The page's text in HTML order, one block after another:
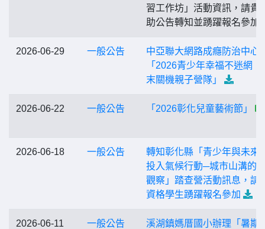
習工作坊」活動資訊，請貴
助公告轉知並踴躍報名參加
2026-06-29 一般公告
中亞聯大網路成癮防治中心
「2026青少年幸福不迷網：
末關機親子營隊」
2026-06-22 一般公告 「2026彰化兒童藝術節」
2026-06-18 一般公告
轉知彰化縣「青少年與未來
投入氣候行動─城市山溝的
觀察」踏查營活動訊息，請
資格學生踴躍報名參加
2026-06-11 一般公告
溪湖鎮媽厝國小辦理「暑期